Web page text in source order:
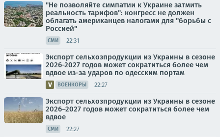
"Не позволяйте симпатии к Украине затмить
реальность тарифов": конгресс не должен
облагать американцев налогами для "борьбы с
Россией"
СМИ 22:31
Экспорт сельхозпродукции из Украины в сезоне
2026-2027 годов может сократиться более чем
вдвое из-за ударов по одесским портам
ВОЕНКОРЫ 22:27
Экспорт сельхозпродукции из Украины в сезоне
2026–2027 годов может сократиться более чем
вдвое
СМИ 22:27